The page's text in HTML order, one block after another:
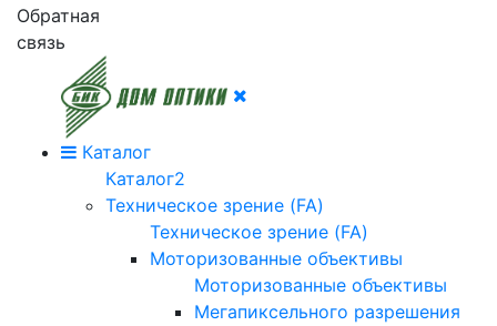
Обратная
связь
Каталог
Каталог2
Техническое зрение (FA)
Техническое зрение (FA)
Моторизованные объективы
Моторизованные объективы
Мегапиксельного разрешения